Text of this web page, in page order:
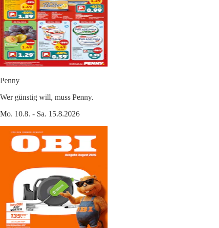
Penny
Wer günstig will, muss Penny.
Mo. 10.8. - Sa. 15.8.2026